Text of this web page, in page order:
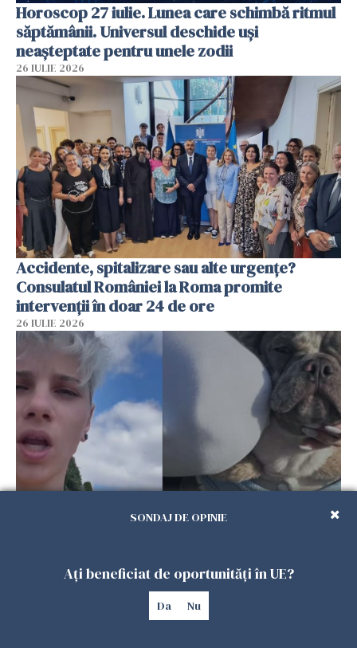
Horoscop 27 iulie. Lunea care schimbă ritmul
săptămânii. Universul deschide uși
neașteptate pentru unele zodii
26 IULIE 2026
Accidente, spitalizare sau alte urgențe?
Consulatul României la Roma promite
intervenții în doar 24 de ore
26 IULIE 2026
Ce a pățit o româncă în timp ce își plimba
25 IULIE 2026
SONDAJ DE OPINIE
Ați beneficiat de oportunități în UE?
Da Nu